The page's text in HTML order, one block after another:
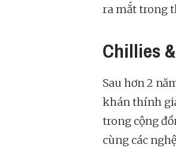
ra mắt trong
Chillies
Sau hơn 2
khán thính
trong cộng
cùng các